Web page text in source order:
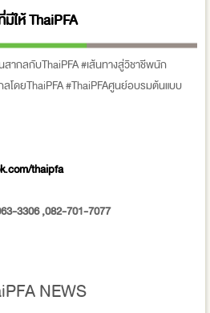
มีให้ThaiPFA
สากลกับThaiPFA #เส้นทางสู่วิชาชีพนัก
ลโดยThaiPFA #ThaiPFAศูนย์อบรมต้นแบบ
thaipfa
3306 ,082-701-7077
NEWS